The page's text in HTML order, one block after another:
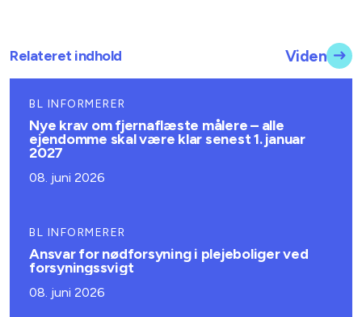
Relateret indhold Viden
BL INFORMERER
Nye krav om fjernaflæste målere – alle
ejendomme skal være klar senest 1. januar
2027
08. juni 2026
BL INFORMERER
Ansvar for nødforsyning i plejeboliger ved
forsyningssvigt
08. juni 2026